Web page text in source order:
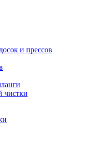
и прессов
чистки